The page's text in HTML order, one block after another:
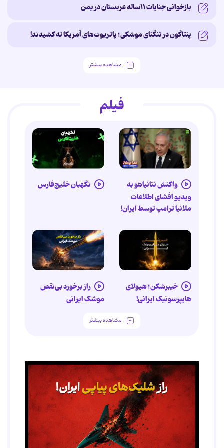
بازخوانی جنایات ۱۱ساله‌ عربستان در یمن
پنتاگون در تنگنای موشکی؛ پاتریوت‌های آمریکا ته کشیدند!
مشاهده بیشتر
فیلم
واکنش نتانیاهو به
ویدیو افشای اطلاعات
ملانیا ترامپ توسط ایران!
نگهبان خلیج‌فارس
خیبرشکن؛ هیولای
هایپرسونیک ایرانی!
راز برخورد بی‌نقص
موشک ایرانی
مشاهده بیشتر